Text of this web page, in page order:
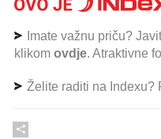
Imate važnu priču?
klikom ovdje. Atraktivne
Želite raditi na Indexu?